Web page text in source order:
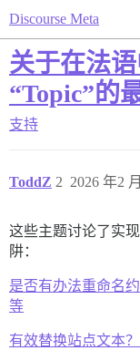
Discourse Meta
关于在法
“Topic”的
支持
ToddZ 2026 年2
2
这些主题讨论了实
阱：
是否有办法重命名
等
有效替换站点文本？